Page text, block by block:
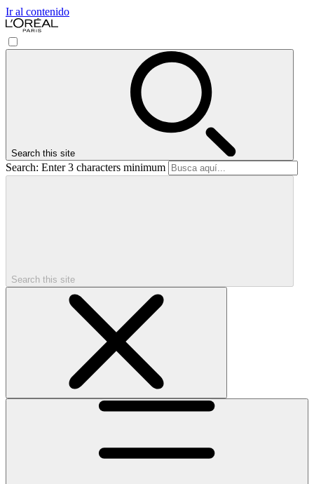
Ir al contenido
Search this site
Search: Enter 3 characters minimum
Search this site